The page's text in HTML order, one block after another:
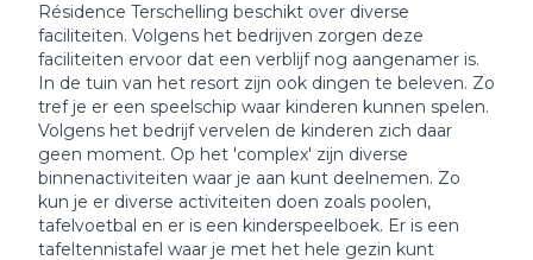
Résidence Terschelling beschikt over diverse
faciliteiten. Volgens het bedrijven zorgen deze
faciliteiten ervoor dat een verblijf nog aangenamer is.
In de tuin van het resort zijn ook dingen te beleven. Zo
tref je er een speelschip waar kinderen kunnen spelen.
Volgens het bedrijf vervelen de kinderen zich daar
geen moment. Op het 'complex' zijn diverse
binnenactiviteiten waar je aan kunt deelnemen. Zo
kun je er diverse activiteiten doen zoals poolen,
tafelvoetbal en er is een kinderspeelboek. Er is een
tafeltennistafel waar je met het hele gezin kunt